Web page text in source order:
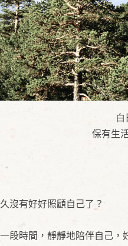
白
保有生
沒有好好照顧自己了？
段時間，靜靜地陪伴自己，